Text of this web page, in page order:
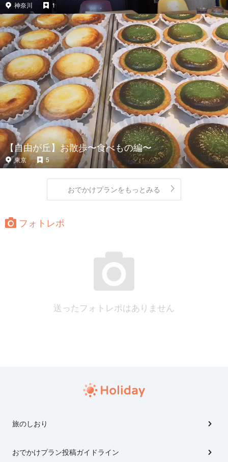
神奈川 1
【自由が丘】お散歩〜食べもの編〜
東京 5
おでかけプランをもっとみる
フォトレポ
送ったフォトレポはありません
旅のしおり
おでかけプラン投稿ガイドライン